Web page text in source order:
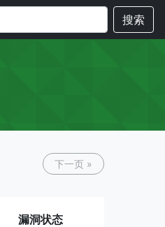
搜索
下一页 »
漏洞状态